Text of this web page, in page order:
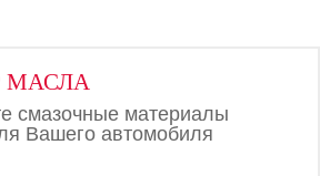
МАСЛА
смазочные материалы
Вашего автомобиля